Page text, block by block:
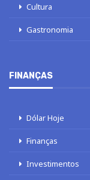
Cultura
Gastronomia
FINANÇAS
Dólar Hoje
Finanças
Investimentos